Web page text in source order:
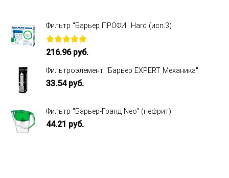
Фильтр "Барьер ПРОФИ" Hard (исп.3)
Оценка
из 5
216.96руб.
Фильтроэлемент "Барьер EXPERT Механика"
33.54руб.
Фильтр "Барьер-Гранд Neo" (нефрит)
44.21 руб.